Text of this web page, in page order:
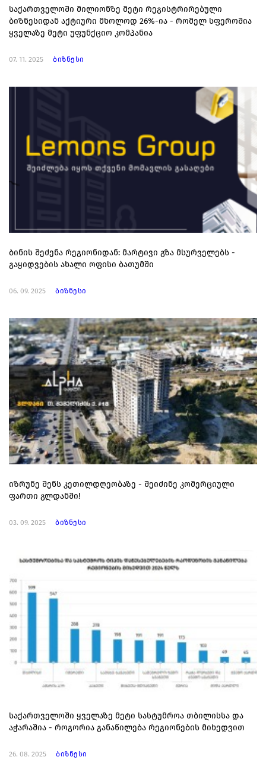
საქართველოში მილიონზე მეტი რეგისტრირებული
ბიზნესიდან აქტიური მხოლოდ 26%-ია - რომელ სფეროშია
ყველაზე მეტი უფუნქციო კომპანია
07. 11. 2025 ბიზნესი
ბინის შეძენა რეგიონიდან: მარტივი გზა მსურველებს -
გაყიდვების ახალი ოფისი ბათუმში
06. 09. 2025 ბიზნესი
იზრუნე შენს კეთილდღეობაზე - შეიძინე კომერციული
ფართი გლდანში!
03. 09. 2025 ბიზნესი
საქართველოში ყველაზე მეტი სასტუმროა თბილისსა და
აჭარაშია - როგორია განაწილება რეგიონების მიხედვით
26. 08. 2025 ბიზნესი